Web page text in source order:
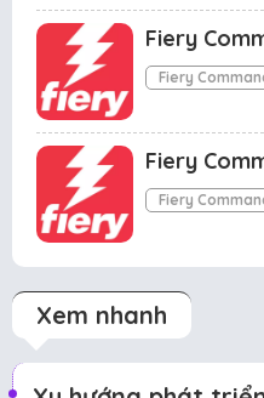
Fiery
Fiery
Fiery
Fiery
Xem nhanh